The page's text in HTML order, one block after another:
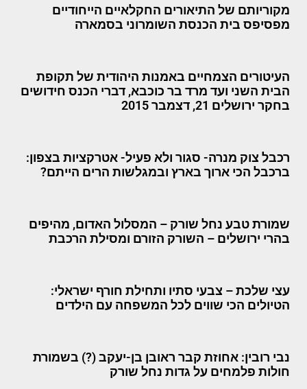
מקוריותם של התיאורים החקלאיים הייחודיים
מפסיפס בית הכנסת השומרוני בסמארה
העיטורים הצמחיים באמנות היהודית של תקופת
הבית השני ועד מרד בר כוכבא, דברי הכנס חידושים
בחקר ירושלים 21, דצמבר 2015
רכבל צוק מנרה- סגור ולא פעיל- אטרקציות בצפון:
ברכבל הכי ארוך בארץ ובמגלשות הרים הייתם?
שמורת טבע נחל שורק – המסלול האדום, מהיפים
בהרי ירושלים – השורק הזורם ומסילת הרכבת
עצי שלכת – צבעי סתיו ותחילת חורף ישראלי:
הטיולים הכי שווים לכל המשפחה עם הילדים
נבי רובין: אחוזת קבר ראובן בן-יעקב (?) בשמורת
חולות פלמחים על גדות נחל שורק